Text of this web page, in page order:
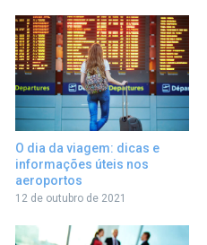
O dia da viagem: dicas e
informações úteis nos
aeroportos
12 de outubro de 2021